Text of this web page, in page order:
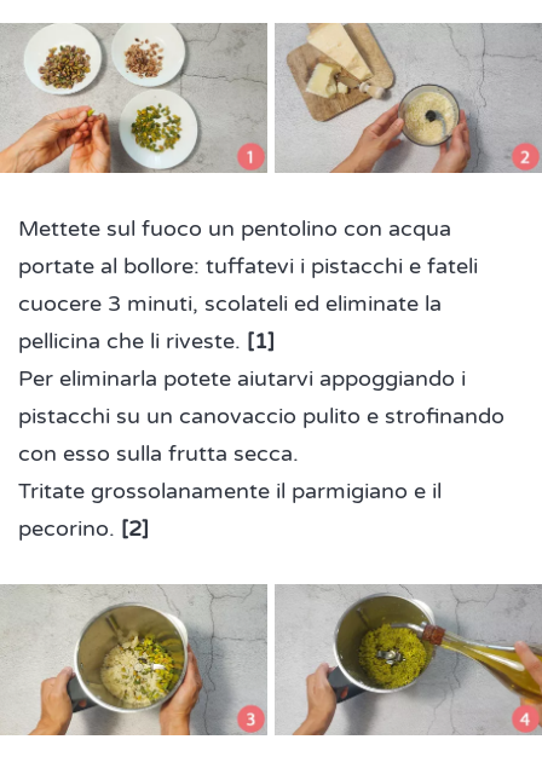
Mettete sul fuoco un pentolino con acqua
portate al bollore: tuffatevi i pistacchi e fateli
cuocere 3 minuti, scolateli ed eliminate la
pellicina che li riveste. [1]
Per eliminarla potete aiutarvi appoggiando i
pistacchi su un canovaccio pulito e strofinando
con esso sulla frutta secca.
Tritate grossolanamente il parmigiano e il
pecorino. [2]